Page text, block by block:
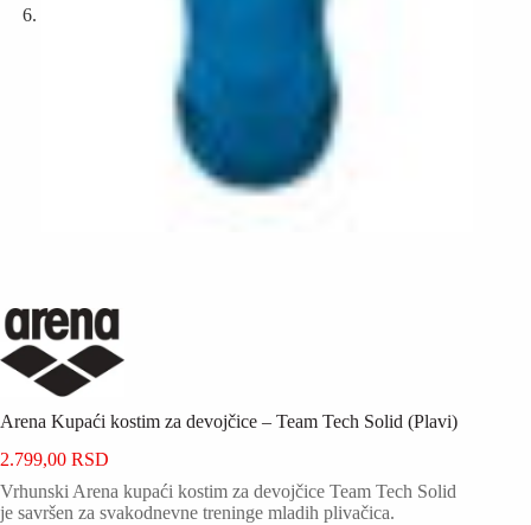
Arena Kupaći kostim za devojčice – Team Tech Solid (Plavi)
2.799,00 RSD
Vrhunski Arena kupaći kostim za devojčice Team Tech Solid
je savršen za svakodnevne treninge mladih plivačica.